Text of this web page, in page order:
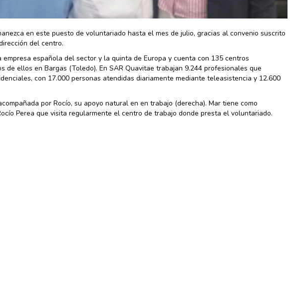
en este puesto de voluntariado hasta el mes de julio, gracias al convenio suscrito
del centro.
empresa española del sector y la quinta de Europa y cuenta con 135 centros
de ellos en Bargas (Toledo). En SAR Quavitae trabajan 9.244 profesionales que
con 17.000 personas atendidas diariamente mediante teleasistencia y 12.600
por Rocío, su apoyo natural en en trabajo (derecha). Mar tiene como
Perea que visita regularmente el centro de trabajo donde presta el voluntariado.